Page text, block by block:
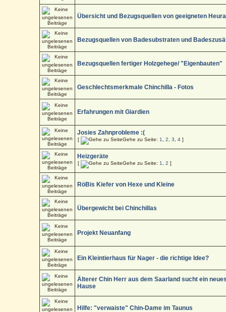
Übersicht und Bezugsquellen von geeigneten
Bezugsquellen von Badesubstraten und
Bezugsquellen fertiger Holzgehege/ "Eigenbauten"
Geschlechtsmerkmale Chinchilla - Fotos
Erfahrungen mit Giardien
Josies Zahnprobleme :(
[ Gehe zu Seite: 1 ,2 ,3 ,4 ]
Heizgeräte
[ Gehe zu Seite: 1 ,2 ]
RöBis Kiefer von Hexe und Kleine
Übergewicht bei Chinchillas
Projekt Neuanfang
Ein Kleintierhaus für Nager - die richtige Idee?
Älterer Chin Herr aus dem Saarland sucht ein
Hause
Hilfe: "verwaiste" Chin-Dame im Taunus